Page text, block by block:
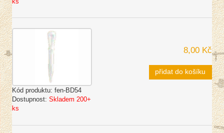
Kód produktu: fen-BD54
Dostupnost: Skladem 200+
ks
8,00 Kč
přidat do košíku